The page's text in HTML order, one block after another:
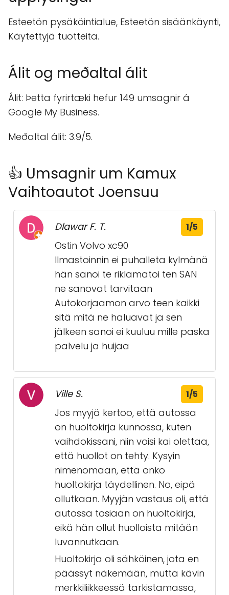
Esteetön pysäköintialue, Esteetön sisäänkäynti,
Käytettyjä tuotteita.
Álit og meðaltal álit
Álit: Þetta fyrirtæki hefur 149 umsagnir á
Google My Business.
Meðaltal álit: 3.9/5.
👍 Umsagnir um Kamux
Vaihtoautot Joensuu
Dlawar F. T. 1/5
Ostin Volvo xc90
Ilmastoinnin ei puhalleta kylmänä
hän sanoi te riklamatoi ten SAN
ne sanovat tarvitaan
Autokorjaamon arvo teen kaikki
sitä mitä ne haluavat ja sen
jälkeen sanoi ei kuuluu mille paska
palvelu ja huijaa
Ville S. 1/5
Jos myyjä kertoo, että autossa
on huoltokirja kunnossa, kuten
vaihdokissani, niin voisi kai olettaa,
että huollot on tehty. Kysyin
nimenomaan, että onko
huoltokirja täydellinen. No, eipä
ollutkaan. Myyjän vastaus oli, että
autossa tosiaan on huoltokirja,
eikä hän ollut huolloista mitään
luvannutkaan.
Huoltokirja oli sähköinen, jota en
päässyt näkemään, mutta kävin
merkkiliikkeessä tarkistamassa,